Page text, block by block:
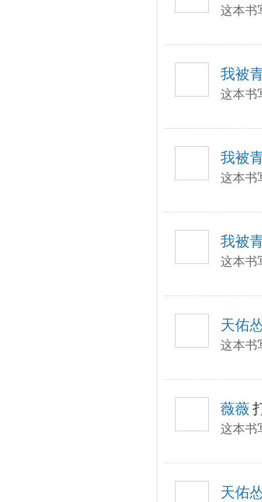
这本书
我被
这本书
我被
这本书
我被
这本书
天佑
这本书
薇薇
这本书
天佑